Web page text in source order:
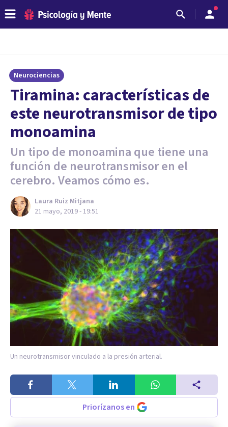
Neurociencias
Tiramina: características de
este neurotransmisor de tipo
monoamina
Un tipo de monoamina que tiene una
función de neurotransmisor en el
cerebro. Veamos cómo es.
Laura Ruiz Mitjana
21 mayo, 2019 - 19:51
Un neurotransmisor vinculado a la presión arterial.
Priorízanos en